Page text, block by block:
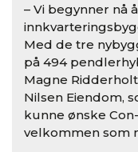
– Vi begynner nå
Med de tre
på 494
Magne
Nilsen Eiendom,
kunne ønske
velkommen som